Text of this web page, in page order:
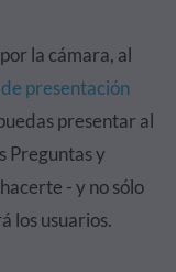
la cámara, al
presentación
presentar al
Preguntas y
- y no sólo
los usuarios.